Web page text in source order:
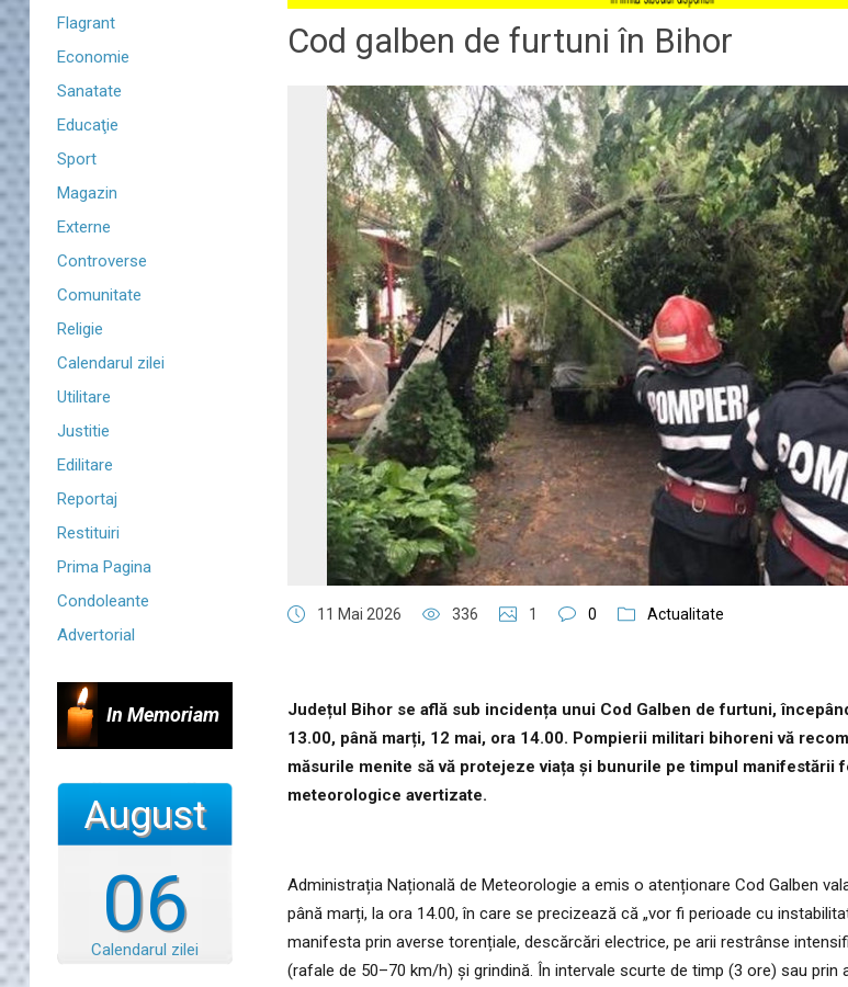
Flagrant
Economie
Sanatate
Educaţie
Sport
Magazin
Externe
Controverse
Comunitate
Religie
Calendarul zilei
Utilitare
Justitie
Edilitare
Reportaj
Restituiri
Prima Pagina
Condoleante
Advertorial
In Memoriam
06
August
Calendarul zilei
Cod galben de furtuni în Bihor
11 Mai 2026 336 1 0 Actualitate
Județul Bihor se află sub incidența unui Cod Galben de furtuni,
13.00, până marți, 12 mai, ora 14.00. Pompierii militari bihoreni vă
măsurile menite să vă protejeze viața și bunurile pe timpul manifestării
meteorologice avertizate.
Administrația Națională de Meteorologie a emis o atenționare Cod Galben
până marți, la ora 14.00, în care se precizează că „vor fi perioade cu
manifesta prin averse torențiale, descărcări electrice, pe arii restrânse
(rafale de 50–70 km/h) și grindină. În intervale scurte de timp (3 ore) sau prin